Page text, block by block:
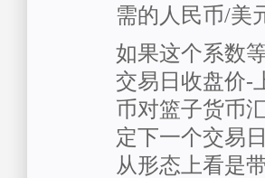
需的人民币/美
如果这个系数
交易日收盘价-
币对篮子货币
定下一个交易
从形态上看是